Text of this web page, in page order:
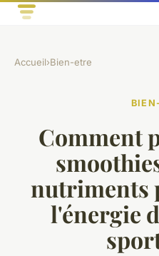
Accueil›Bien-etre
Comment
nutriments
l'énergie